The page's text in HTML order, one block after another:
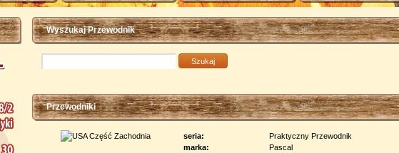
Wyszukaj Przewodnik
Przewodniki
seria:
Praktyczny Przewodnik
marka:
Pascal